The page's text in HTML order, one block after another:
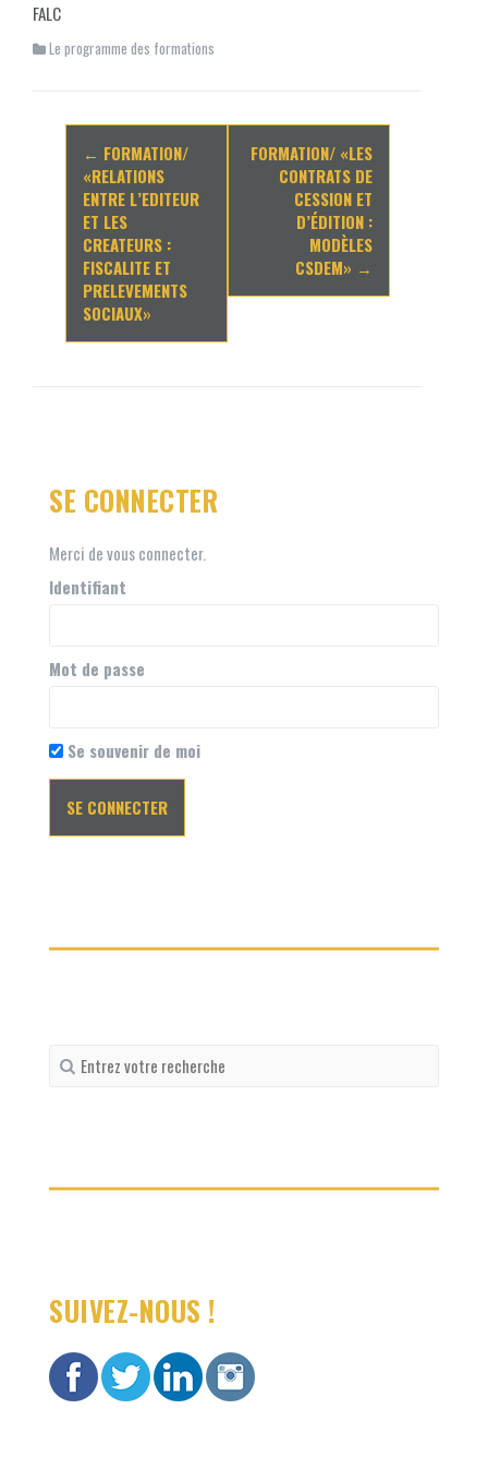
FALC
Le programme des formations
Navigation
d'article
← FORMATION/
«RELATIONS
ENTRE L’EDITEUR
ET LES
CREATEURS :
FISCALITE ET
PRELEVEMENTS
SOCIAUX»
FORMATION/ «LES
CONTRATS DE
CESSION ET
D’ÉDITION :
MODÈLES
CSDEM» →
SE CONNECTER
Merci de vous connecter.
Identifiant
Mot de passe
Se souvenir de moi
Recherche
pour
SUIVEZ-NOUS !